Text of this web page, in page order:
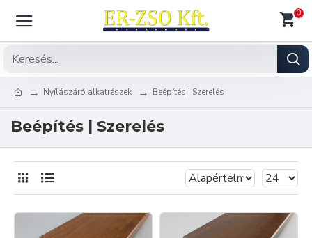
0
Nyílászáró alkatrészek Beépítés | Szerelés
Beépítés | Szerelés